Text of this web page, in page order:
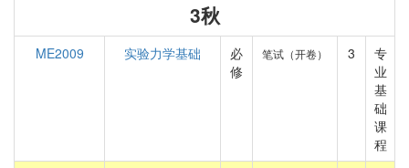
3秋
ME2009 实验力学基础
必
修
笔试（开卷） 3
专
业
基
础
课
程